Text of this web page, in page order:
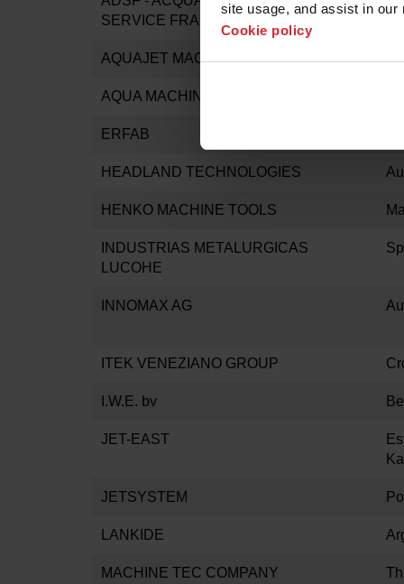
site usage, and assist in our
Cookie policy
SERVICE FRANCE
AQUAJET MACHINING SYSTEMS Ltd.
AQUA MACHINERY SA DE CV
ERFAB
HEADLAND TECHNOLOGIES
HENKO MACHINE TOOLS
INDUSTRIAS METALURGICAS
LUCOHE
INNOMAX AG
ITEK VENEZIANO GROUP
I.W.E. bv
JET-EAST
JETSYSTEM
LANKIDE
MACHINE TEC COMPANY